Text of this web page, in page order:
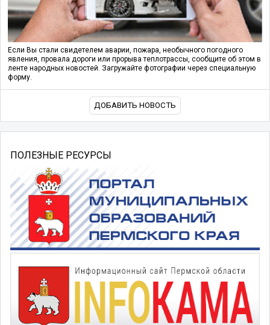
Если Вы стали свидетелем аварии, пожара, необычного погодного
явления, провала дороги или прорыва теплотрассы, сообщите об этом в
ленте народных новостей. Загружайте фотографии через специальную
форму.
ДОБАВИТЬ НОВОСТЬ
ПОЛЕЗНЫЕ РЕСУРСЫ